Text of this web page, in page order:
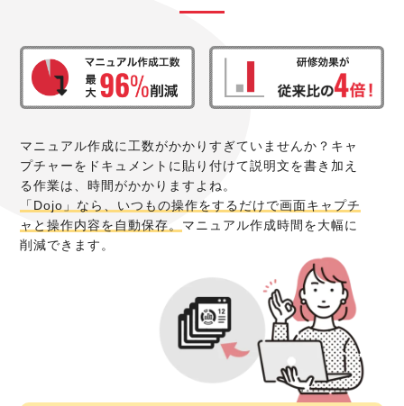
マニュアル作成に工数がかかりすぎていませんか？キャ
プチャーをドキュメントに貼り付けて説明文を書き加え
る作業は、時間がかかりますよね。
「Dojo」なら、いつもの操作をするだけで画面キャプチ
ャと操作内容を自動保存。 マニュアル作成時間を大幅に
削減できます。